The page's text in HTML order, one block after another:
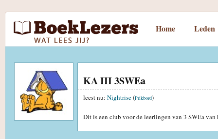
Home Leden
KA III 3SWEa
leest nu: Nightrise(Prikbord)
Dit is een club voor de leerlingen van 3 SWEa